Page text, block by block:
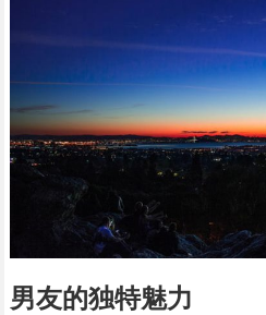
男友的独特魅力